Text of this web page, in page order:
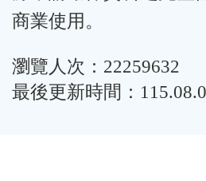
商業使用。
瀏覽人次：22259632
最後更新時間：